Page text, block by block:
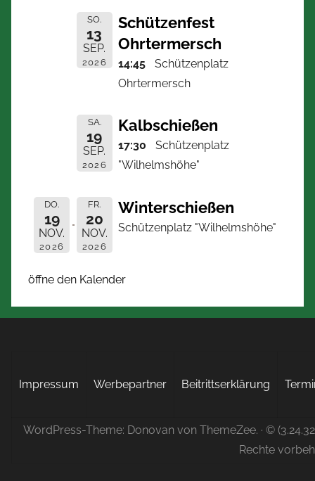
SO.
13
SEP.
2026
Schützenfest
Ohrtermersch
14:45
Schützenplatz
Ohrtermersch
SA.
19
SEP.
2026
Kalbschießen
17:30
Schützenplatz
"Wilhelmshöhe"
DO.
19
NOV.
2026
FR.
20
NOV.
2026
Winterschießen
Schützenplatz "Wilhelmshöhe"
öffne den Kalender
Impressum Werbepartner Beitrittserklärung
WordPress-Theme: Donovan von ThemeZee. · ©
Rechte